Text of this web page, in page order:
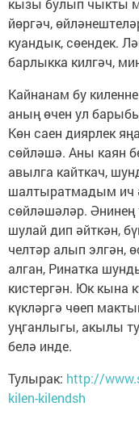
кызы булып чыкты
йөргәч,
куандык, сөендек.
барлыкка килгәч,
Кайнанам бу
аның өчен ул
Көн саен диярлек
сөйләшә. Аны каян
авылга кайткач,
шалтыратмадым ич
сөйләшәләр. Әнинең
шулай дип әйткән,
челтәр алып элгән,
алган, Ринатка
кистергән. Юк кына
күкләргә чөеп
уңганлыгы, акылы
белә инде.
Тулырак: http://
kilen-kilendsh